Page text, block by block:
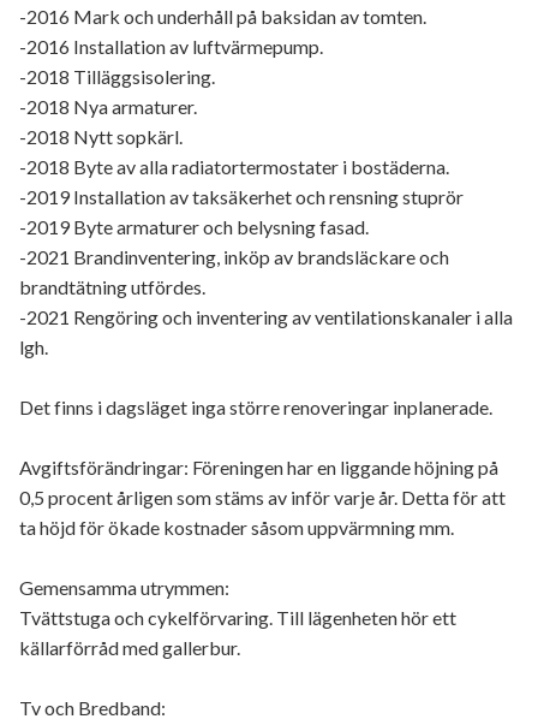
-2016 Mark och underhåll på baksidan av tomten.
-2016 Installation av luftvärmepump.
-2018 Tilläggsisolering.
-2018 Nya armaturer.
-2018 Nytt sopkärl.
-2018 Byte av alla radiatortermostater i bostäderna.
-2019 Installation av taksäkerhet och rensning stuprör
-2019 Byte armaturer och belysning fasad.
-2021 Brandinventering, inköp av brandsläckare och
brandtätning utfördes.
-2021 Rengöring och inventering av ventilationskanaler i alla
lgh.
Det finns i dagsläget inga större renoveringar inplanerade.
Avgiftsförändringar: Föreningen har en liggande höjning på
0,5 procent årligen som stäms av inför varje år. Detta för att
ta höjd för ökade kostnader såsom uppvärmning mm.
Gemensamma utrymmen:
Tvättstuga och cykelförvaring. Till lägenheten hör ett
källarförråd med gallerbur.
Tv och Bredband: